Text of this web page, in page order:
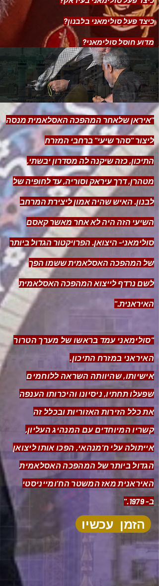
כיצד פעל סולימאני בלבנון?
מדוע חוסל סולימאני?
"איראן שלאחר המהפכה האסלאמית מנסה
ליצור "סהר שיעי" ברחבי המזרח
התיכון, כזה שיקנה לה מסדרון יבשתי,
מטהרן, דרך עיראק וסוריה, עד לחופיה של
לבנון. האיש שהיה אמון ליצירת המרחב
השיעי הזה היה לא אחר מאשר קאסם
סולימאני- היצואן. הפרויקטור הגדול ביותר
של המהפכה האסלאמית ששמו הפך
לשם נרדף לייצוא המהפכה האסלאמית
האיראנית."
"סולימאני עמד בראשו של מערך הטרור
האיראני במזרח התיכון.
אישיותו, שהיוותה השראה ללוחמים
שפעלו תחתיו, ניסיונו והיכרותו הענפה
את כלל הזירות האזוריות ובכלל זה
קשריו המיוחדים עם המנהיג העליון,
אייתולה עלי ח'מנהאי, הפכו אותו ליצואן
הגדול ביותר של המהפכה האסלאמית
האיראנית מאז המשטר הח'ומייניסטי
ב- 1979."
הזמן עכשיו